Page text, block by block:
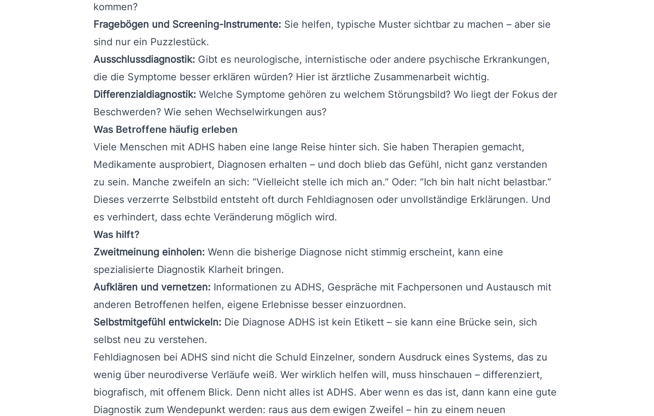
kommen?
Fragebögen und Screening-Instrumente: Sie helfen, typische Muster sichtbar zu machen – aber sie
sind nur ein Puzzlestück.
Ausschlussdiagnostik: Gibt es neurologische, internistische oder andere psychische Erkrankungen,
die die Symptome besser erklären würden? Hier ist ärztliche Zusammenarbeit wichtig.
Differenzialdiagnostik: Welche Symptome gehören zu welchem Störungsbild? Wo liegt der Fokus der
Beschwerden? Wie sehen Wechselwirkungen aus?
Was Betroffene häufig erleben
Viele Menschen mit ADHS haben eine lange Reise hinter sich. Sie haben Therapien gemacht,
Medikamente ausprobiert, Diagnosen erhalten – und doch blieb das Gefühl, nicht ganz verstanden
zu sein. Manche zweifeln an sich: “Vielleicht stelle ich mich an.” Oder: “Ich bin halt nicht belastbar.”
Dieses verzerrte Selbstbild entsteht oft durch Fehldiagnosen oder unvollständige Erklärungen. Und
es verhindert, dass echte Veränderung möglich wird.
Was hilft?
Zweitmeinung einholen: Wenn die bisherige Diagnose nicht stimmig erscheint, kann eine
spezialisierte Diagnostik Klarheit bringen.
Aufklären und vernetzen: Informationen zu ADHS, Gespräche mit Fachpersonen und Austausch mit
anderen Betroffenen helfen, eigene Erlebnisse besser einzuordnen.
Selbstmitgefühl entwickeln: Die Diagnose ADHS ist kein Etikett – sie kann eine Brücke sein, sich
selbst neu zu verstehen.
Fehldiagnosen bei ADHS sind nicht die Schuld Einzelner, sondern Ausdruck eines Systems, das zu
wenig über neurodiverse Verläufe weiß. Wer wirklich helfen will, muss hinschauen – differenziert,
biografisch, mit offenem Blick. Denn nicht alles ist ADHS. Aber wenn es das ist, dann kann eine gute
Diagnostik zum Wendepunkt werden: raus aus dem ewigen Zweifel – hin zu einem neuen